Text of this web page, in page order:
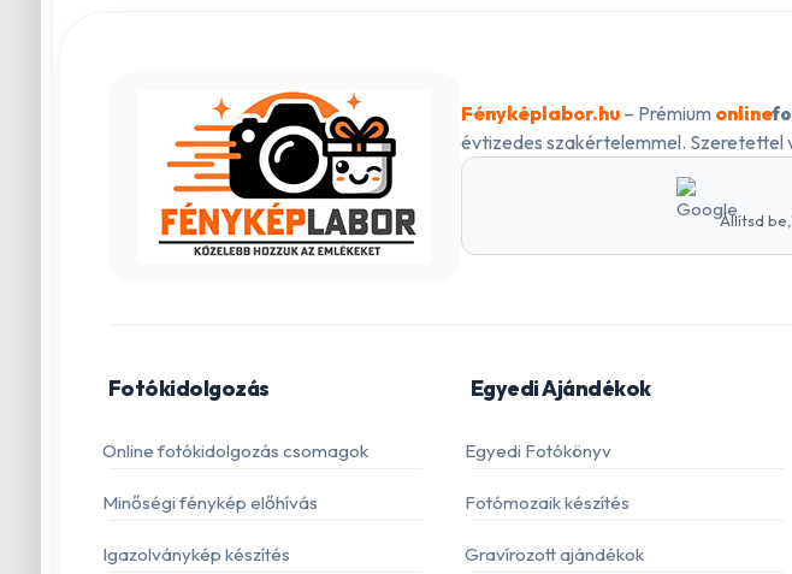
Fényképlabor.hu– Prémium online
évtizedes szakértelemmel. Szeretettel
Állítsd
Fotókidolgozás
Online fotókidolgozás csomagok
Minőségi fénykép előhívás
Igazolványkép készítés
Egyedi Ajándékok
Egyedi Fotókönyv
Fotómozaik készítés
Gravírozott ajándékok